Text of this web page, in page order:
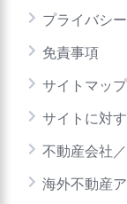
プライバシ
免責事項
サイトマップ
サイトに対
不動産会社
海外不動産